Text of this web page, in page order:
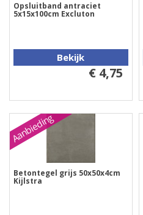
Opsluitband antraciet
5x15x100cm Excluton
Bekijk
€ 4,75
Aanbieding
Betontegel grijs 50x50x4cm
Kijlstra